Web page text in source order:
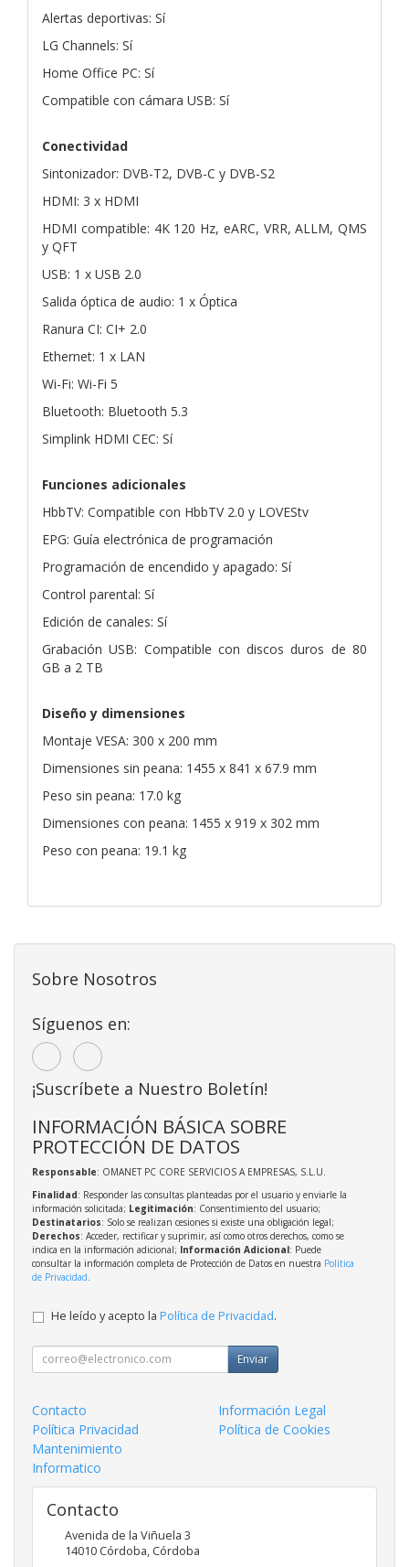
Alertas deportivas: Sí
LG Channels: Sí
Home Office PC: Sí
Compatible con cámara USB: Sí
Conectividad
Sintonizador: DVB-T2, DVB-C y DVB-S2
HDMI: 3 x HDMI
HDMI compatible: 4K 120 Hz, eARC, VRR, ALLM, QMS
y QFT
USB: 1 x USB 2.0
Salida óptica de audio: 1 x Óptica
Ranura CI: CI+ 2.0
Ethernet: 1 x LAN
Wi-Fi: Wi-Fi 5
Bluetooth: Bluetooth 5.3
Simplink HDMI CEC: Sí
Funciones adicionales
HbbTV: Compatible con HbbTV 2.0 y LOVEStv
EPG: Guía electrónica de programación
Programación de encendido y apagado: Sí
Control parental: Sí
Edición de canales: Sí
Grabación USB: Compatible con discos duros de 80
GB a 2 TB
Diseño y dimensiones
Montaje VESA: 300 x 200 mm
Dimensiones sin peana: 1455 x 841 x 67.9 mm
Peso sin peana: 17.0 kg
Dimensiones con peana: 1455 x 919 x 302 mm
Peso con peana: 19.1 kg
Sobre Nosotros
Síguenos en:
¡Suscríbete a Nuestro Boletín!
INFORMACIÓN BÁSICA SOBRE
PROTECCIÓN DE DATOS
Responsable: OMANET PC CORE SERVICIOS A EMPRESAS, S.L.U.
Finalidad: Responder las consultas planteadas por el usuario y enviarle la
información solicitada; Legitimación: Consentimiento del usuario;
Destinatarios: Solo se realizan cesiones si existe una obligación legal;
Derechos: Acceder, rectificar y suprimir, así como otros derechos, como se
indica en la información adicional; Información Adicional: Puede
consultar la información completa de Protección de Datos en nuestra Política
de Privacidad
He leído y acepto la Política de Privacidad.
Enviar
Contacto
Información Legal
Política Privacidad
Política de Cookies
Mantenimiento
Informatico
Contacto
Avenida de la Viñuela 3
14010 Córdoba, Córdoba